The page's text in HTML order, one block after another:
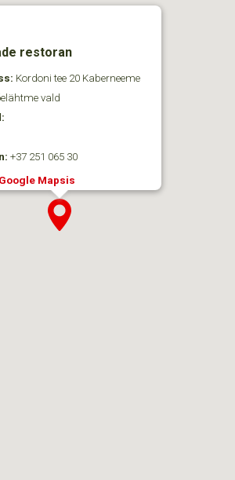
restoran
Kordoni tee 20 Kaberneeme
vald
+37 251 065 30
Mapsis